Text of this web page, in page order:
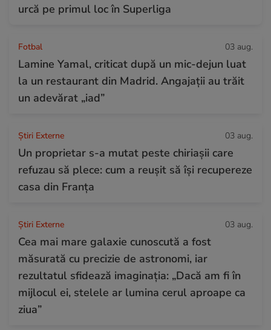
urcă pe primul loc în Superliga
Fotbal 03 aug.
Lamine Yamal, criticat după un mic-dejun luat
la un restaurant din Madrid. Angajații au trăit
un adevărat „iad”
Știri Externe 03 aug.
Un proprietar s-a mutat peste chiriașii care
refuzau să plece: cum a reușit să își recupereze
casa din Franța
Știri Externe 03 aug.
Cea mai mare galaxie cunoscută a fost
măsurată cu precizie de astronomi, iar
rezultatul sfidează imaginația: „Dacă am fi în
mijlocul ei, stelele ar lumina cerul aproape ca
ziua”